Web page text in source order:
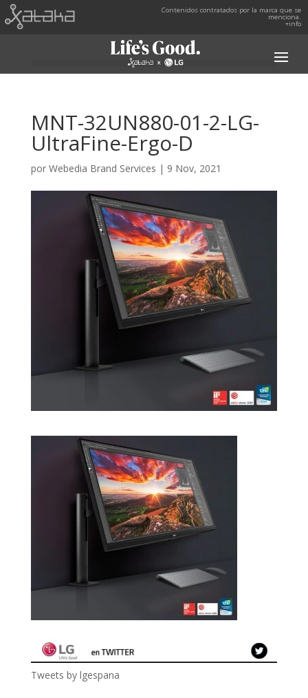
Contenidos contratados por la marca que se
menciona.
+info
MNT-32UN880-01-2-LG-
UltraFine-Ergo-D
por Webedia Brand Services | 9 Nov, 2021
Tweets by lgespana